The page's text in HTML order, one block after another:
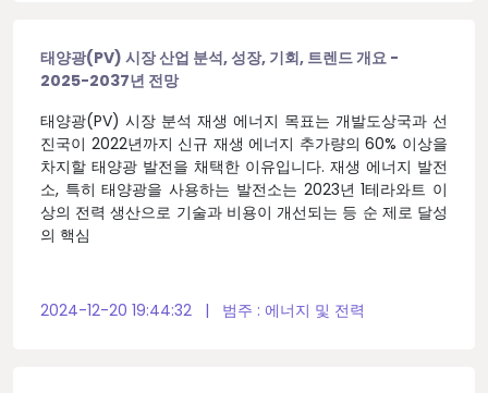
태양광(PV) 시장 산업 분석, 성장, 기회, 트렌드 개요 -
2025-2037년 전망
태양광(PV) 시장 분석 재생 에너지 목표는 개발도상국과 선
진국이 2022년까지 신규 재생 에너지 추가량의 60% 이상을
차지할 태양광 발전을 채택한 이유입니다. 재생 에너지 발전
소, 특히 태양광을 사용하는 발전소는 2023년 1테라와트 이
상의 전력 생산으로 기술과 비용이 개선되는 등 순 제로 달성
의 핵심
2024-12-20 19:44:32 | 범주 : 에너지 및 전력